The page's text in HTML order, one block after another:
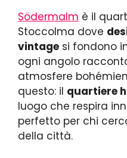
Södermalm è il
Stoccolma dove
vintage si fondono
ogni angolo
atmosfere
questo: il quartiere
luogo che respira
perfetto per chi
della città.